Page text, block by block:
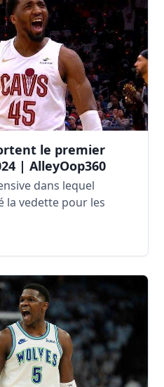
le premier
| AlleyOop360
dans lequel
la vedette pour les